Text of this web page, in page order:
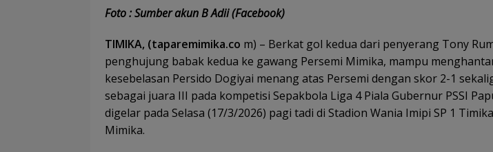
Foto : Sumber akun B Adii (Facebook)
TIMIKA, (taparemimika.co m) – Berkat gol kedua dari penyerang Tony
penghujung babak kedua ke gawang Persemi Mimika, mampu
kesebelasan Persido Dogiyai menang atas Persemi dengan skor 2-1
sebagai juara III pada kompetisi Sepakbola Liga 4 Piala Gubernur PSSI
digelar pada Selasa (17/3/2026) pagi tadi di Stadion Wania Imipi SP 1
Mimika.